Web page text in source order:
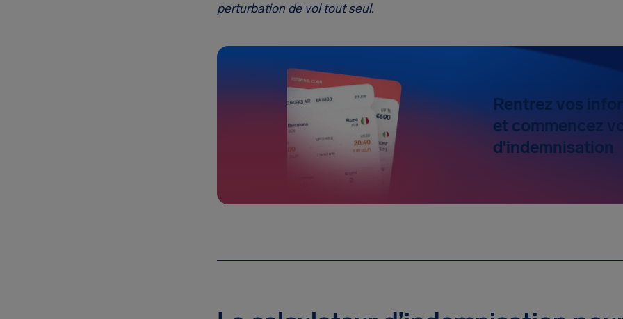
perturbation de vol tout seul.
Rentrez vos
et commencez
d'indemnisation